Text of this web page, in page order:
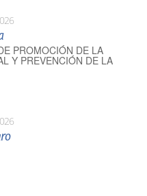
PROMOCIÓN DE LA
Y PREVENCIÓN DE LA